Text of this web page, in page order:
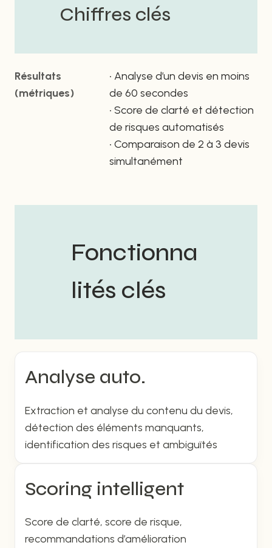
Chiffres clés
Résultats
(métriques)
• Analyse d’un devis en moins
de 60 secondes
• Score de clarté et détection
de risques automatisés
• Comparaison de 2 à 3 devis
simultanément
Fonctionna
lités clés
Analyse auto.
Extraction et analyse du contenu du devis,
détection des éléments manquants,
identification des risques et ambiguïtés
Scoring intelligent
Score de clarté, score de risque,
recommandations d’amélioration